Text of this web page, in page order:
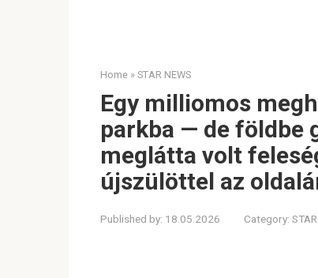
Home » STAR NEWS
Egy milliomos
parkba — de földbe
meglátta volt
újszülöttel az
Published by: 18.05.2026 Category: